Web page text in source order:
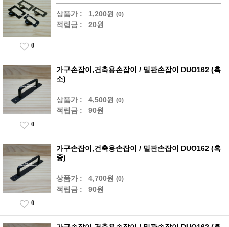
상품가 : 1,200원 (0)
적립금 : 20원
0
가구손잡이,건축용손잡이 / 밀판손잡이 DUO162 (흑
소)
상품가 : 4,500원 (0)
적립금 : 90원
0
가구손잡이,건축용손잡이 / 밀판손잡이 DUO162 (흑
중)
상품가 : 4,700원 (0)
적립금 : 90원
0